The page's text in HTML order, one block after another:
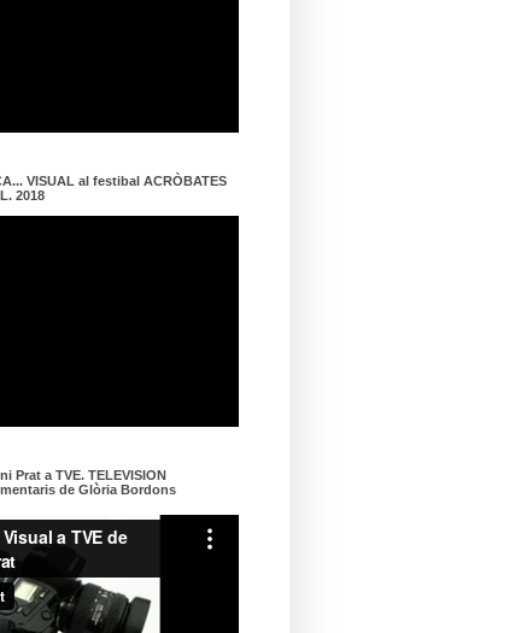
VISUAL al festibal ACRÒBATES
2018
Prat a TVE. TELEVISION
de Glòria Bordons